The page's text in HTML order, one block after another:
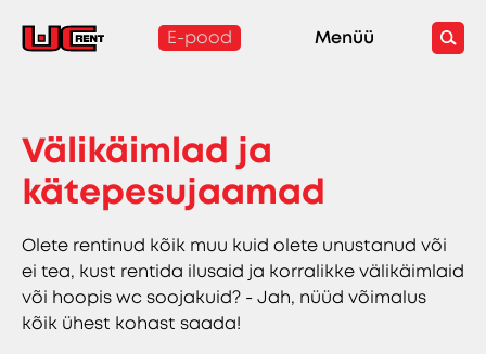
E-pood Menüü
Välikäimlad ja
kätepesujaamad
Olete rentinud kõik muu kuid olete unustanud või
ei tea, kust rentida ilusaid ja korralikke välikäimlaid
või hoopis wc soojakuid? - Jah, nüüd võimalus
kõik ühest kohast saada!